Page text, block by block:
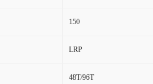
150
LRP
48T/96T